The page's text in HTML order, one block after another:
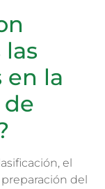
en la
de
el
del